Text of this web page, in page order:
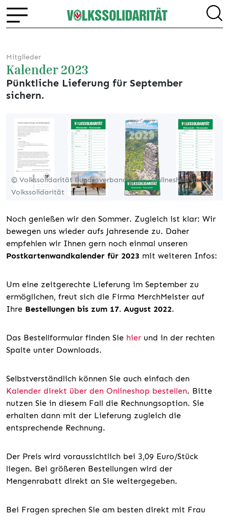
Mitglieder
Kalender 2023
Pünktliche Lieferung für September
sichern.
© Volkssolidarität Bundesverband e. V. - Onlineshop der
Volkssolidarität
Noch genießen wir den Sommer. Zugleich ist klar: Wir
bewegen uns wieder aufs Jahresende zu. Daher
empfehlen wir Ihnen gern noch einmal unseren
Postkartenwandkalender für 2023 mit weiteren Infos:
Um eine zeitgerechte Lieferung im September zu
ermöglichen, freut sich die Firma MerchMeister auf
Ihre Bestellungen bis zum 17. August 2022.
Das Bestellformular finden Sie hier und in der rechten
Spalte unter Downloads.
Selbstverständlich können Sie auch einfach den
Kalender direkt über den Onlineshop bestellen. Bitte
nutzen Sie in diesem Fall die Rechnungsoption. Sie
erhalten dann mit der Lieferung zugleich die
entsprechende Rechnung.
Der Preis wird voraussichtlich bei 3,09 Euro/Stück
liegen. Bei größeren Bestellungen wird der
Mengenrabatt direkt an Sie weitergegeben.
Bei Fragen sprechen Sie am besten direkt mit Frau